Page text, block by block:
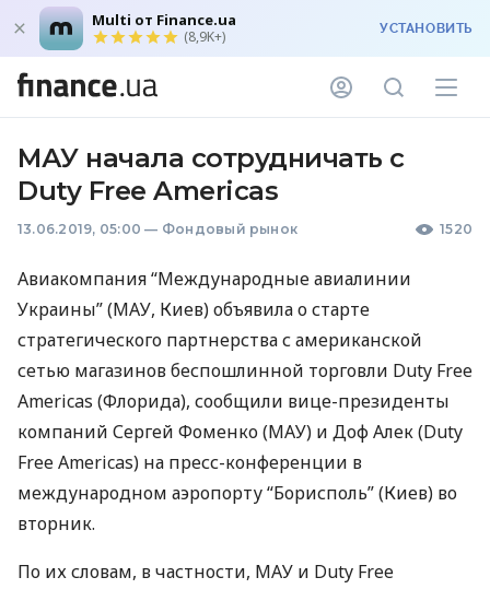
Multi от Finance.ua
(8,9K+) УСТАНОВИТЬ
МАУ начала сотрудничать с
Duty Free Americas
13.06.2019, 05:00 — Фондовый рынок 1520
Авиакомпания “Международные авиалинии
Украины” (МАУ, Киев) объявила о старте
стратегического партнерства с американской
сетью магазинов беспошлинной торговли Duty Free
Americas (Флорида), сообщили вице-президенты
компаний Сергей Фоменко (МАУ) и Доф Алек (Duty
Free Americas) на пресс-конференции в
международном аэропорту “Борисполь” (Киев) во
вторник.
По их словам, в частности, МАУ и Duty Free